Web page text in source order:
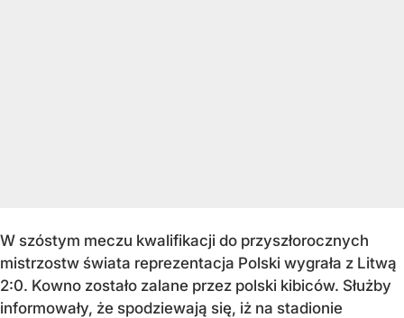
W szóstym meczu kwalifikacji do przyszłorocznych
mistrzostw świata reprezentacja Polski wygrała z Litwą
2:0. Kowno zostało zalane przez polski kibiców. Służby
informowały, że spodziewają się, iż na stadionie